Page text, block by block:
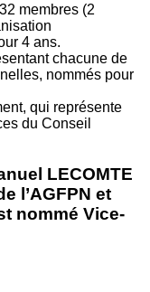
membres (2
4 ans.
chacune de
nommés pour
qui représente
du Conseil
LECOMTE
l’AGFPN et
nommé Vice-